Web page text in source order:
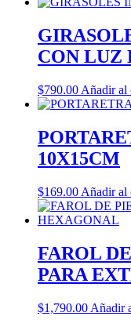
CON LUZ
$790.00 Añadir al
10X15CM
$169.00 Añadir al
FAROL
PARA
$1,790.00 Añadir